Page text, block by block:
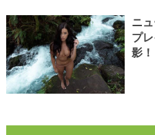
ニ
プ
影